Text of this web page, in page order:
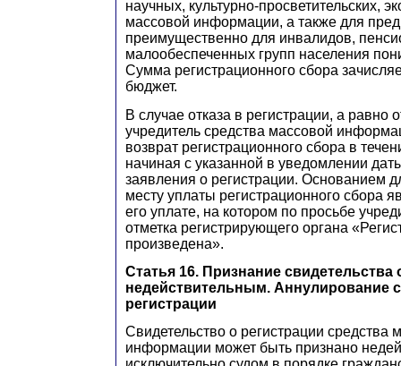
научных, культурно-просветительских,
массовой информации, а также для
преимущественно для инвалидов,
малообеспеченных групп населения
Сумма регистрационного сбора
бюджет.
В случае отказа в регистрации, а равно
учредитель средства массовой
возврат регистрационного сбора в
начиная с указанной в уведомлении
заявления о регистрации. Основанием
месту уплаты регистрационного сбора
его уплате, на котором по просьбе
отметка регистрирующего органа
произведена».
Статья 16. Признание свидетельства
недействительным. Аннулирование
регистрации
Свидетельство о регистрации средства
информации может быть признано